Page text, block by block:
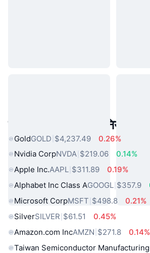
लोकप्रिय वास्तविक दुनिया की
GoldGOLD $4,237.49
0.26%
Nvidia CorpNVDA $219.06
0.14%
Apple Inc.AAPL $311.89
0.19%
Alphabet Inc Class AGOOGL $357.9
Microsoft CorpMSFT $498.8
0.21%
SilverSILVER $61.51
0.45%
Amazon.com IncAMZN $271.8
0.14%
Taiwan Semiconductor